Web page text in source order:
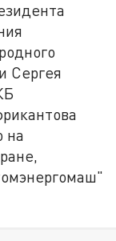
Сергея
на